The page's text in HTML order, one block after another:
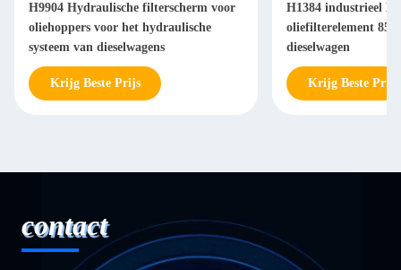
H9904 Hydraulische filterscherm voor
oliehoppers voor het hydraulische
systeem van dieselwagens
Krijg Beste Prijs
H1384 industrieel
oliefilterelement 85
dieselwagen
Krijg Beste Prijs
contact